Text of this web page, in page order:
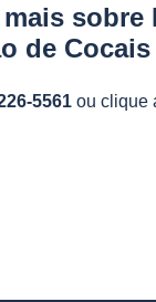
mais
de Cocais
5561 ou clique